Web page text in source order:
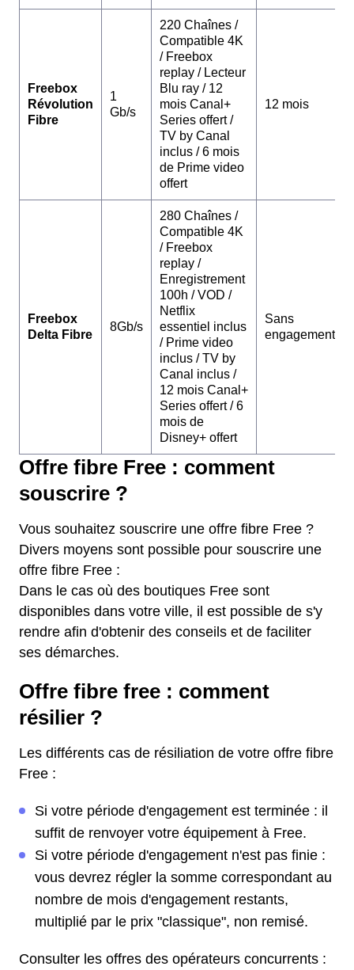
Freebox
Révolution
Fibre
1
Gb/s
220 Chaînes /
Compatible 4K
/ Freebox
replay / Lecteur
Blu ray / 12
mois Canal+
Series offert /
TV by Canal
inclus / 6 mois
de Prime video
offert
12 mois
Freebox
Delta Fibre
8Gb/s
280 Chaînes /
Compatible 4K
/ Freebox
replay /
Enregistrement
100h / VOD /
Netflix
essentiel inclus
/ Prime video
inclus / TV by
Canal inclus /
12 mois Canal+
Series offert / 6
mois de
Disney+ offert
Sans
engagement
Offre fibre Free : comment
souscrire ?
Vous souhaitez souscrire une offre fibre Free ?
Divers moyens sont possible pour souscrire une
offre fibre Free :
Dans le cas où des boutiques Free sont
disponibles dans votre ville, il est possible de s'y
rendre afin d'obtenir des conseils et de faciliter
ses démarches.
Offre fibre free : comment
résilier ?
Les différents cas de résiliation de votre offre fibre
Free :
Si votre période d'engagement est terminée : il
suffit de renvoyer votre équipement à Free.
Si votre période d'engagement n'est pas finie :
vous devrez régler la somme correspondant au
nombre de mois d'engagement restants,
multiplié par le prix "classique", non remisé.
Consulter les offres des opérateurs concurrents :